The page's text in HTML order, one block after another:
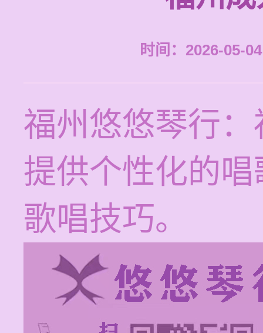
时间：2026-05-
福州悠悠琴行
提供个性化的
歌唱技巧。